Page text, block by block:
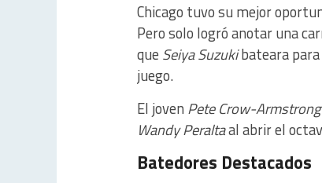
Chicago tuvo su mejor
Pero solo logró anotar una
que Seiya Suzukibateara para
juego.
El joven Pete Crow-Armstrong
Wandy Peraltaal abrir el
Batedores Destacados